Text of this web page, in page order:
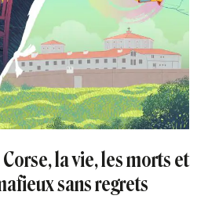
la vie, les morts et
sans regrets